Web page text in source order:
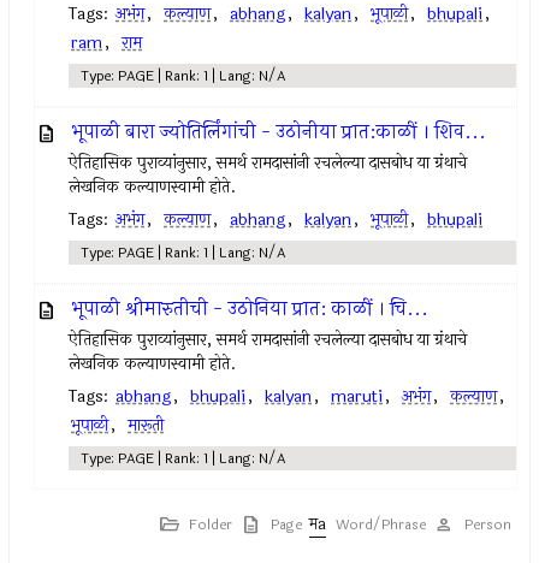
Tags: अभंग, कल्याण, abhang, kalyan, भूपाळी, bhupali,
ram, राम
Type: PAGE | Rank: 1 | Lang: N/A
भूपाळी बारा ज्योतिर्लिंगांची - उठोनीया प्रात:काळीं । शिव...
ऐतिहासिक पुराव्यांनुसार, समर्थ रामदासांनी रचलेल्या दासबोध या ग्रंथाचे
लेखनिक कल्याणस्वामी होते.
Tags: अभंग, कल्याण, abhang, kalyan, भूपाळी, bhupali
Type: PAGE | Rank: 1 | Lang: N/A
भूपाळी श्रीमारुतीची - उठोनिया प्रात: काळीं । चि...
ऐतिहासिक पुराव्यांनुसार, समर्थ रामदासांनी रचलेल्या दासबोध या ग्रंथाचे
लेखनिक कल्याणस्वामी होते.
Tags: abhang, bhupali, kalyan, maruti, अभंग, कल्याण,
भूपाळी, मारूती
Type: PAGE | Rank: 1 | Lang: N/A
Folder Page Word/Phrase Person